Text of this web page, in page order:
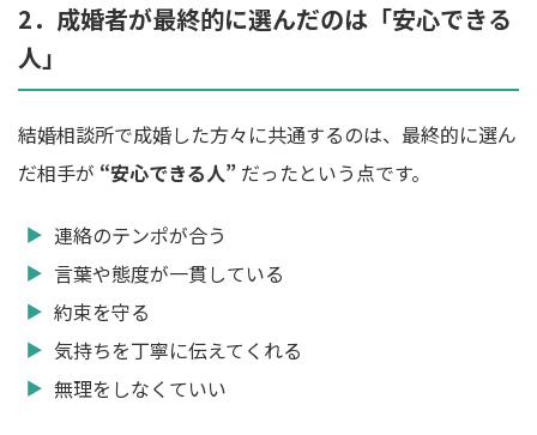
2．成婚者が最終的に選んだのは「安心できる
人」
結婚相談所で成婚した方々に共通するのは、最終的に選ん
だ相手が “安心できる人” だったという点です。
連絡のテンポが合う
言葉や態度が一貫している
約束を守る
気持ちを丁寧に伝えてくれる
無理をしなくていい